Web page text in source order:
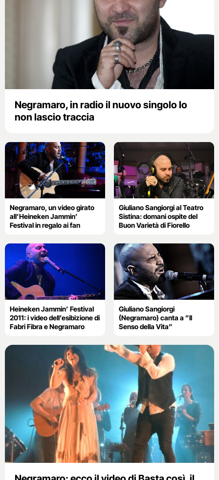
Negramaro, in radio il nuovo singolo Io
non lascio traccia
Negramaro, un video girato
all’Heineken Jammin’
Festival in regalo ai fan
Giuliano Sangiorgi al Teatro
Sistina: domani ospite del
Buon Varietà di Fiorello
Heineken Jammin’ Festival
2011: i video dell’esibizione di
Fabri Fibra e Negramaro
Giuliano Sangiorgi
(Negramaro) canta a ”Il
Senso della Vita”